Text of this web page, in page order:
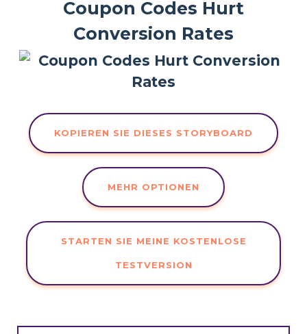
Coupon Codes Hurt
Conversion Rates
KOPIEREN SIE DIESES STORYBOARD
MEHR OPTIONEN
STARTEN SIE MEINE KOSTENLOSE
TESTVERSION